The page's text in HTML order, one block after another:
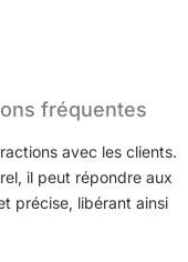
fréquentes
avec les clients.
il peut répondre aux
précise, libérant ainsi